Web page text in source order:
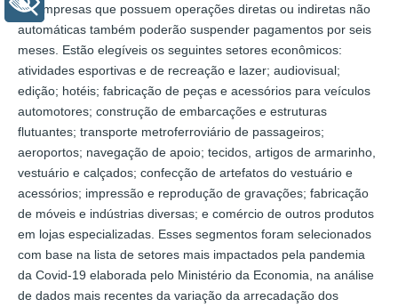
As empresas que possuem operações diretas ou indiretas não
automáticas também poderão suspender pagamentos por seis
meses. Estão elegíveis os seguintes setores econômicos:
atividades esportivas e de recreação e lazer; audiovisual;
edição; hotéis; fabricação de peças e acessórios para veículos
automotores; construção de embarcações e estruturas
flutuantes; transporte metroferroviário de passageiros;
aeroportos; navegação de apoio; tecidos, artigos de armarinho,
vestuário e calçados; confecção de artefatos do vestuário e
acessórios; impressão e reprodução de gravações; fabricação
de móveis e indústrias diversas; e comércio de outros produtos
em lojas especializadas. Esses segmentos foram selecionados
com base na lista de setores mais impactados pela pandemia
da Covid-19 elaborada pelo Ministério da Economia, na análise
de dados mais recentes da variação da arrecadação dos